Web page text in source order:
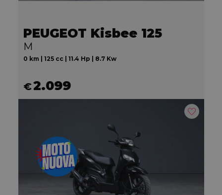
PEUGEOT Kisbee 125
M
0 km | 125 cc | 11.4 Hp | 8.7 Kw
€2.099